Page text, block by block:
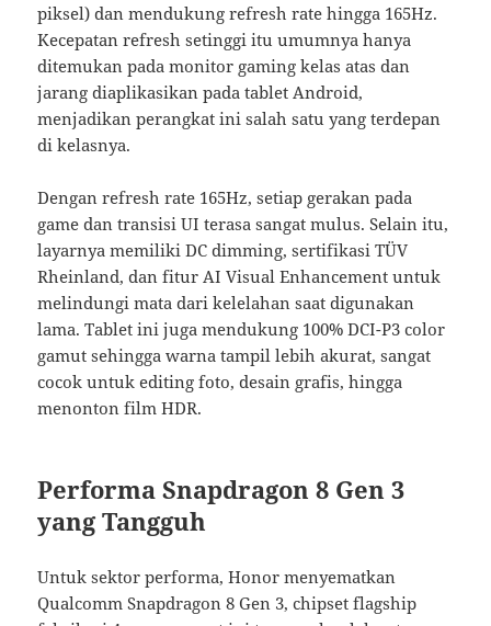
piksel) dan mendukung refresh rate hingga 165Hz.
Kecepatan refresh setinggi itu umumnya hanya
ditemukan pada monitor gaming kelas atas dan
jarang diaplikasikan pada tablet Android,
menjadikan perangkat ini salah satu yang terdepan
di kelasnya.
Dengan refresh rate 165Hz, setiap gerakan pada
game dan transisi UI terasa sangat mulus. Selain itu,
layarnya memiliki DC dimming, sertifikasi TÜV
Rheinland, dan fitur AI Visual Enhancement untuk
melindungi mata dari kelelahan saat digunakan
lama. Tablet ini juga mendukung 100% DCI-P3 color
gamut sehingga warna tampil lebih akurat, sangat
cocok untuk editing foto, desain grafis, hingga
menonton film HDR.
Performa Snapdragon 8 Gen 3
yang Tangguh
Untuk sektor performa, Honor menyematkan
Qualcomm Snapdragon 8 Gen 3, chipset flagship